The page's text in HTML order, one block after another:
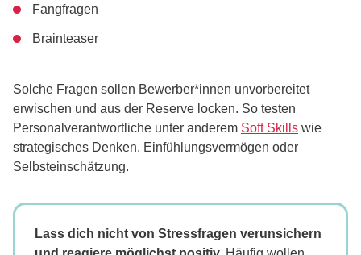
Fangfragen
Brainteaser
Solche Fragen sollen Bewerber*innen unvorbereitet
erwischen und aus der Reserve locken. So testen
Personalverantwortliche unter anderem Soft Skills wie
strategisches Denken, Einfühlungsvermögen oder
Selbsteinschätzung.
Lass dich nicht von Stressfragen verunsichern